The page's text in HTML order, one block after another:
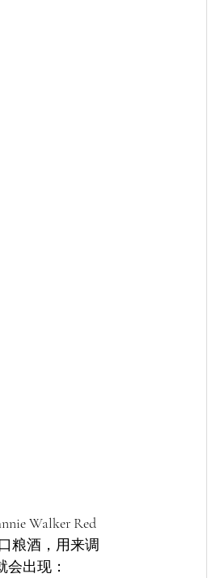
Walker Red
粮酒，用来调
出现：